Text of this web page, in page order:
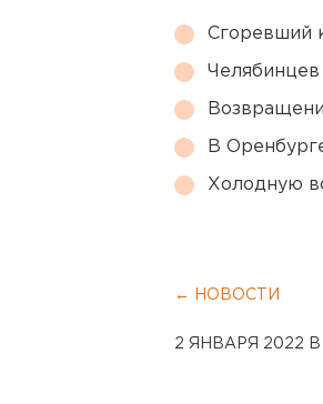
Сгоревший
В
Холодную
← НОВОСТИ
2 ЯНВАРЯ 2022 В